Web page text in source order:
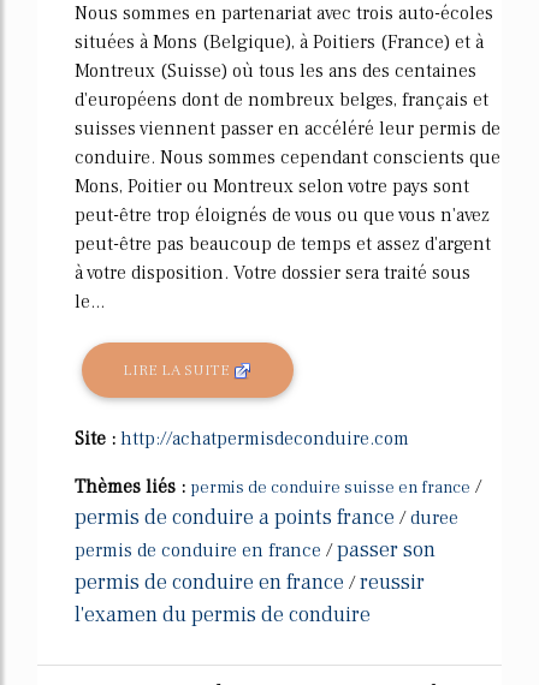
Nous sommes en partenariat avec trois auto-écoles
situées à Mons (Belgique), à Poitiers (France) et à
Montreux (Suisse) où tous les ans des centaines
d'européens dont de nombreux belges, français et
suisses viennent passer en accéléré leur permis de
conduire. Nous sommes cependant conscients que
Mons, Poitier ou Montreux selon votre pays sont
peut-être trop éloignés de vous ou que vous n'avez
peut-être pas beaucoup de temps et assez d'argent
à votre disposition. Votre dossier sera traité sous
le...
LIRE LA SUITE
Site : http://achatpermisdeconduire.com
Thèmes liés : permis de conduire suisse en france /
permis de conduire a points france /duree
permis de conduire en france /passer son
permis de conduire en france /reussir
l'examen du permis de conduire